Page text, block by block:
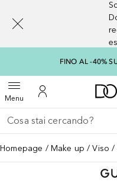
FINO AL -40%
MenuApri menuAl Mio Account
Torna indietro
Esegui ricerca
Homepage Make up Viso